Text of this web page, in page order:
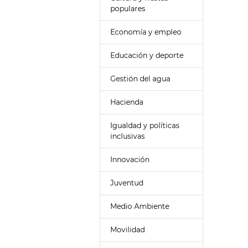
populares
Economía y empleo
Educación y deporte
Gestión del agua
Hacienda
Igualdad y políticas
inclusivas
Innovación
Juventud
Medio Ambiente
Movilidad